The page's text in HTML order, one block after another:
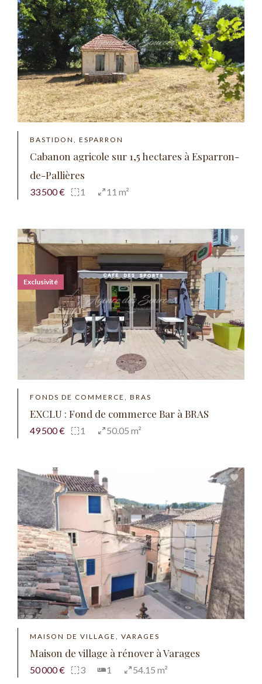
BASTIDON, ESPARRON
Cabanon agricole sur 1,5 hectares à Esparron-
de-Pallières
33 500 € 1 11 m²
FONDS DE COMMERCE, BRAS
EXCLU : Fond de commerce Bar à BRAS
49 500 € 1 50.05 m²
Exclusivité
MAISON DE VILLAGE, VARAGES
Maison de village à rénover à Varages
50 000 € 3 1 54.15 m²